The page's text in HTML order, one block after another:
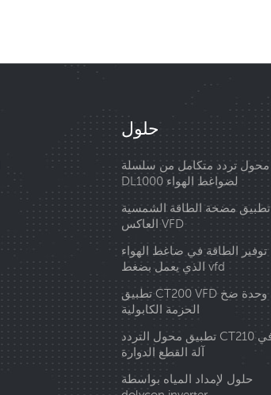
حلول
محول تردد متكامل من سلسلة
DL1000 لضواغط الهواء
تطبيق مضخة الطاقة الشمسية
العاكس VFD
توفير الطاقة في ضاغط الهواء
الذي يعمل بضغط vfd
تطبيق CT200 VFD في وحدة ضخ
الحزمة الكابولية
تطبيق محول التردد CT210 في
آلة القطع الدوارة
حلول لإمداد المياه بواسطة